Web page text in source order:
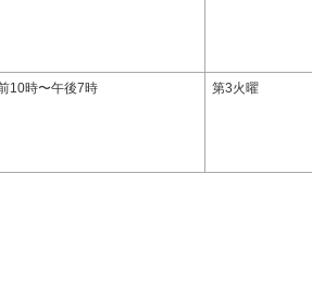
10時〜午後7時 第3火曜